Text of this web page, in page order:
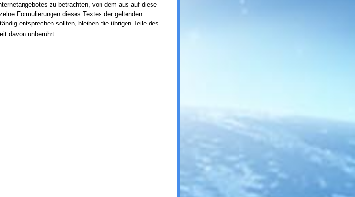
zu betrachten, von dem aus auf diese
Formulierungen dieses Textes der geltenden
entsprechen sollten, bleiben die übrigen Teile des
davon unberührt.